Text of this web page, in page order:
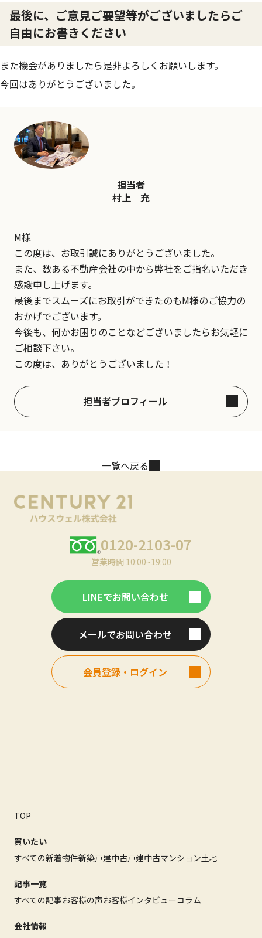
最後に、ご意見ご要望等がございましたらご
自由にお書きください
また機会がありましたら是非よろしくお願いします。
今回はありがとうございました。
担当者
村上 充
M様
この度は、お取引誠にありがとうございました。
また、数ある不動産会社の中から弊社をご指名いただき
感謝申し上げます。
最後までスムーズにお取引ができたのもM様のご協力の
おかげでございます。
今後も、何かお困りのことなどございましたらお気軽に
ご相談下さい。
この度は、ありがとうございました！
担当者プロフィール
一覧へ戻る
0120-2103-07
営業時間 10:00~19:00
LINEでお問い合わせ
メールでお問い合わせ
会員登録・ログイン
TOP
買いたい
すべての新着物件新築戸建中古戸建中古マンション土地
記事一覧
すべての記事お客様の声お客様インタビューコラム
会社情報